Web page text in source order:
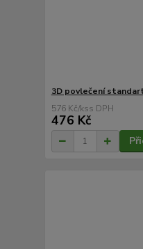
3D povlečení
576 Kč/ks
476 Kč